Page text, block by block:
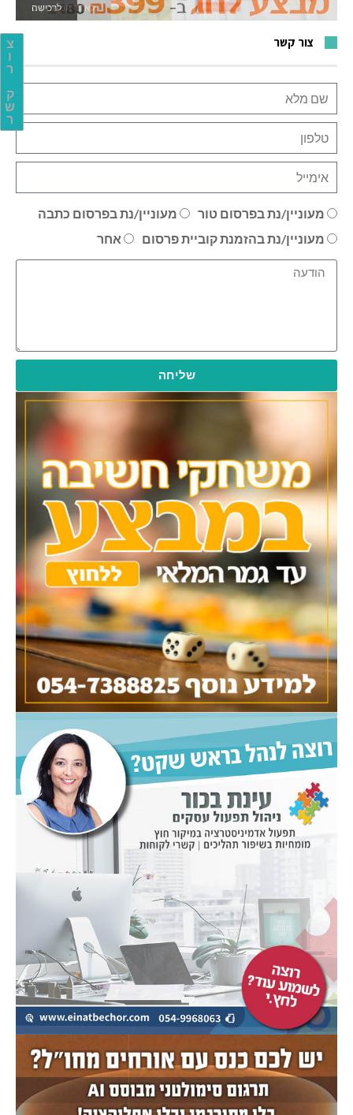
צ
ו
ר
ק
ש
ר
לאתר המשחקים
צור קשר
מעוניין/נת בפרסום טור
מעוניין/נת בפרסום כתבה
מעוניין/נת בהזמנת קוביית פרסום
אחר
שליחה